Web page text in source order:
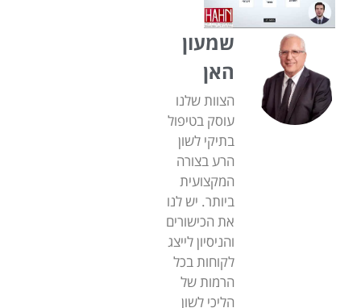
שמעון
האן
הצוות שלנו
עוסק בטיפול
בתיקי לשון
הרע בצורה
המקצועית
ביותר. יש לנו
את הכישורים
והניסיון לייצג
לקוחות בכל
הרמות של
הליכי לשון